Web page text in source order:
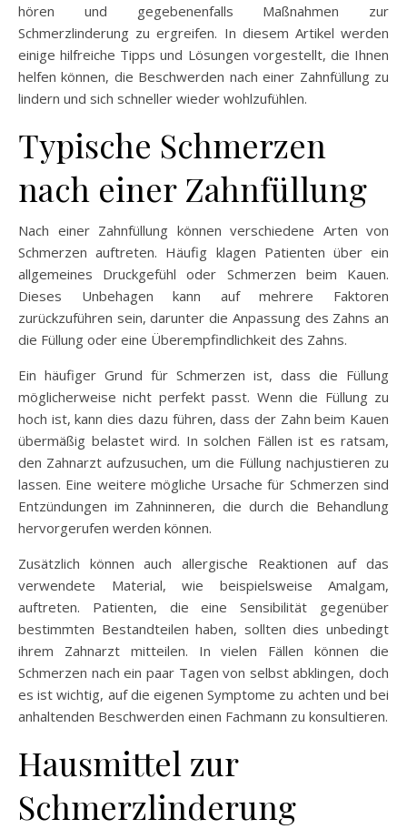
hören und gegebenenfalls Maßnahmen zur
Schmerzlinderung zu ergreifen. In diesem Artikel werden
einige hilfreiche Tipps und Lösungen vorgestellt, die Ihnen
helfen können, die Beschwerden nach einer Zahnfüllung zu
lindern und sich schneller wieder wohlzufühlen.
Typische Schmerzen
nach einer Zahnfüllung
Nach einer Zahnfüllung können verschiedene Arten von
Schmerzen auftreten. Häufig klagen Patienten über ein
allgemeines Druckgefühl oder Schmerzen beim Kauen.
Dieses Unbehagen kann auf mehrere Faktoren
zurückzuführen sein, darunter die Anpassung des Zahns an
die Füllung oder eine Überempfindlichkeit des Zahns.
Ein häufiger Grund für Schmerzen ist, dass die Füllung
möglicherweise nicht perfekt passt. Wenn die Füllung zu
hoch ist, kann dies dazu führen, dass der Zahn beim Kauen
übermäßig belastet wird. In solchen Fällen ist es ratsam,
den Zahnarzt aufzusuchen, um die Füllung nachjustieren zu
lassen. Eine weitere mögliche Ursache für Schmerzen sind
Entzündungen im Zahninneren, die durch die Behandlung
hervorgerufen werden können.
Zusätzlich können auch allergische Reaktionen auf das
verwendete Material, wie beispielsweise Amalgam,
auftreten. Patienten, die eine Sensibilität gegenüber
bestimmten Bestandteilen haben, sollten dies unbedingt
ihrem Zahnarzt mitteilen. In vielen Fällen können die
Schmerzen nach ein paar Tagen von selbst abklingen, doch
es ist wichtig, auf die eigenen Symptome zu achten und bei
anhaltenden Beschwerden einen Fachmann zu konsultieren.
Hausmittel zur
Schmerzlinderung